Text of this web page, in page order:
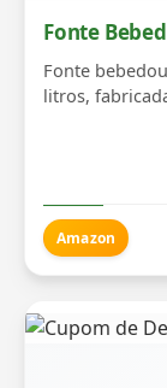
Fonte
Fonte
litros,
Amazon